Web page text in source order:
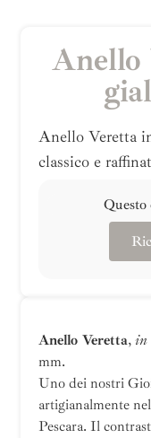
Anello
Anello Veretta
classico e
Questo
Anello Veretta, in
mm.
Uno dei nostri
artigianalmente
Pescara. Il